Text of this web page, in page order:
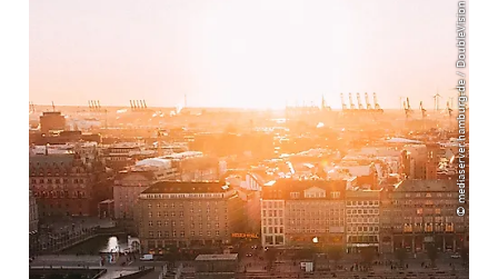
© mediaserver.hamburg.de / DoubleVision